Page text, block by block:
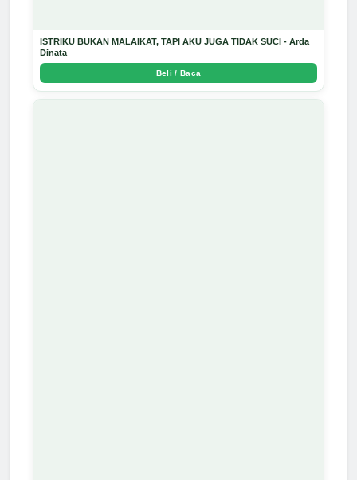
ISTRIKU BUKAN MALAIKAT, TAPI AKU JUGA TIDAK SUCI - Arda
Dinata
Beli / Baca